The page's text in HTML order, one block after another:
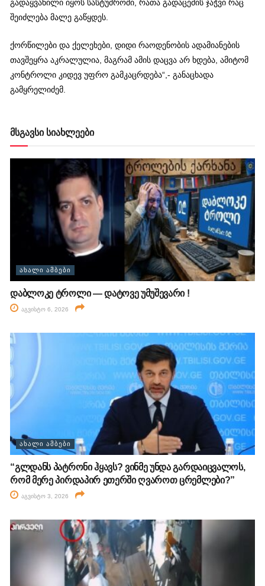
გადაყვანილი იყოს სასტუმროში, რათა გადაცემის ჯაჭვი რაც
შეიძლება მალე გაწყდეს.
ქორწილები და ქელეხები, დიდი რაოდენობის ადამიანების
თავშეყრა აკრალულია, მაგრამ ამის დაცვა არ ხდება, ამიტომ
კონტროლი კიდევ უფრო გამკაცრდება“,- განაცხადა
გამყრელიძემ.
მსგავსი სიახლეები
ᲐᲮᲐᲚᲘ ᲐᲛᲑᲔᲑᲘ
დაბლოკე ტროლი — დატოვე უმუშევარი !
აგვისტო 6, 2026
ᲐᲮᲐᲚᲘ ᲐᲛᲑᲔᲑᲘ
“გლდანს პატრონი ჰყავს? ვინმე უნდა გარდაიცვალოს,
რომ მერე პირდაპირ ეთერში ღვაროთ ცრემლები?”
აგვისტო 3, 2026